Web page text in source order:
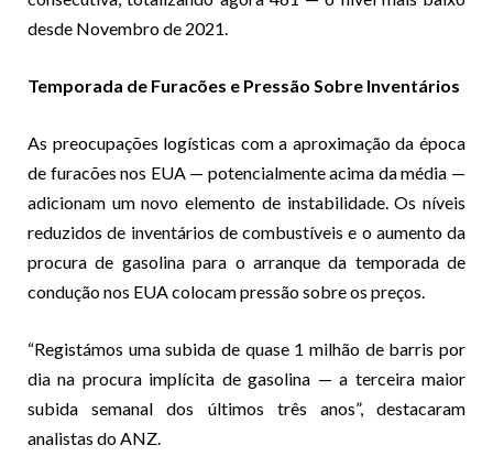
desde Novembro de 2021.
Temporada de Furacões e Pressão Sobre Inventários
As preocupações logísticas com a aproximação da época
de furacões nos EUA — potencialmente acima da média —
adicionam um novo elemento de instabilidade. Os níveis
reduzidos de inventários de combustíveis e o aumento da
procura de gasolina para o arranque da temporada de
condução nos EUA colocam pressão sobre os preços.
“Registámos uma subida de quase 1 milhão de barris por
dia na procura implícita de gasolina — a terceira maior
subida semanal dos últimos três anos”, destacaram
analistas do ANZ.